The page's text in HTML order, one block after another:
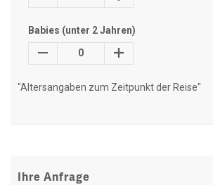
Babies (unter 2 Jahren)
0
"Altersangaben zum Zeitpunkt der Reise"
Ihre Anfrage